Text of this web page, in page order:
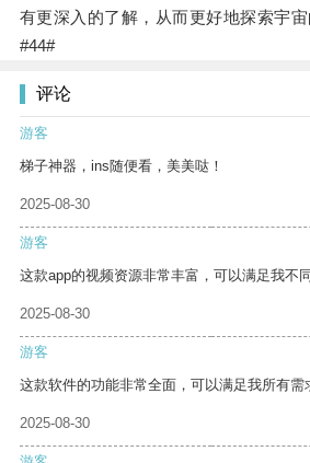
有更深入的了解，从而更好地探索宇宙
#44#
评论
游客
梯子神器，ins随便看，美美哒！
2025-08-30
游客
这款app的视频资源非常丰富，可以满足我不
2025-08-30
游客
这款软件的功能非常全面，可以满足我所有需
2025-08-30